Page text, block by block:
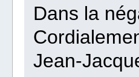
Dans la
Jean-